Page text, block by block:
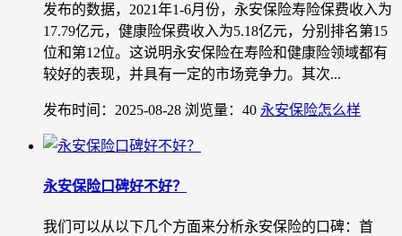
发布的数据，2021年1-6月份，永安保险寿险保费收入为
17.79亿元，健康险保费收入为5.18亿元，分别排名第15
位和第12位。这说明永安保险在寿险和健康险领域都有
较好的表现，并具有一定的市场竞争力。其次...
发布时间：2025-08-28 浏览量：40 永安保险怎么样
永安保险口碑好不好？
我们可以从以下几个方面来分析永安保险的口碑：首